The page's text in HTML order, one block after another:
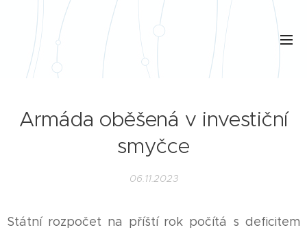
Armáda oběšená v investiční
smyčce
06.11.2023
Státní rozpočet na příští rok počítá s deficitem